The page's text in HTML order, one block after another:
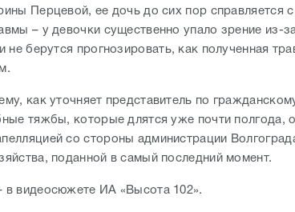
Перцевой, ее дочь до сих пор справляется
– у девочки существенно упало зрение из-
не берутся прогнозировать, как полученная
как уточняет представитель по
тяжбы, которые длятся уже почти полгода,
со стороны администрации
поданной в самый последний момент.
в видеосюжете ИА «Высота 102».